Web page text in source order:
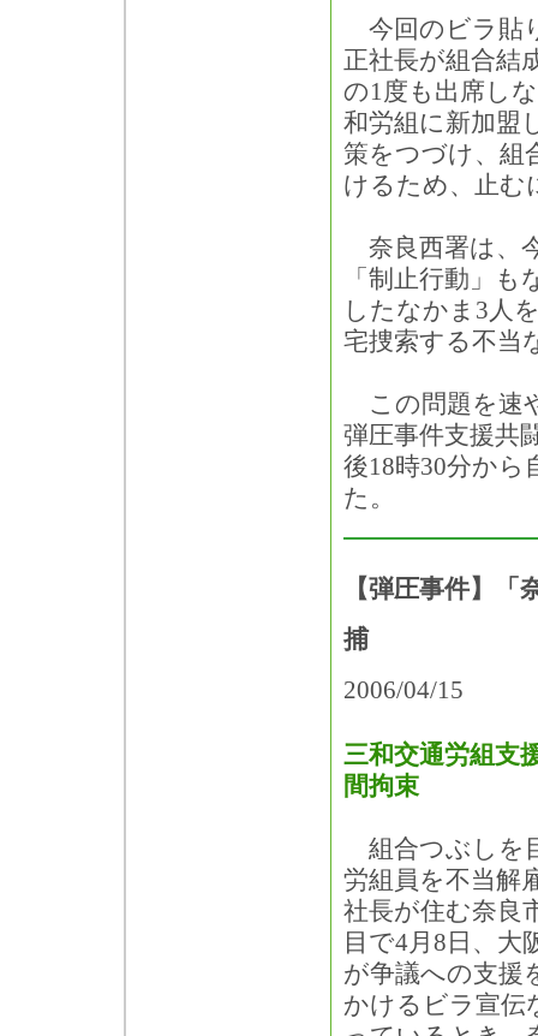
今回のビラ貼
正社長が組合結
の1度も出席し
和労組に新加盟
策をつづけ、組
けるため、止む
奈良西署は、
「制止行動」
したなかま3人
宅捜索する不当
この問題を速
弾圧事件支援共
後18時30分から
た。
【弾圧事件】
捕
2006/04/15
三和交通労組支
間拘束
組合つぶしを
労組員を不当解
社長が住む奈良
目で4月8日、大
が争議への支援
かけるビラ宣伝